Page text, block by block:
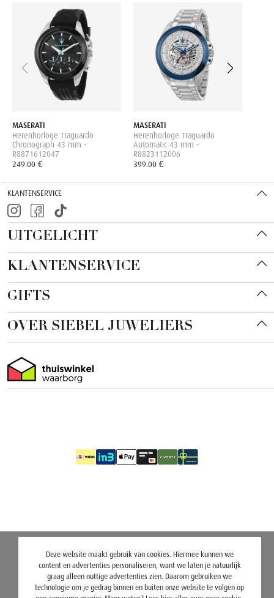
MASERATI
Herenhorloge Traguardo
Chronograph 43 mm -
R8871612047
249.00 €
MASERATI
Herenhorloge Traguardo
Automatic 43 mm -
R8823112006
399.00 €
KLANTENSERVICE
UITGELICHT
KLANTENSERVICE
GIFTS
OVER SIEBEL JUWELIERS
Deze website maakt gebruik van cookies. Hiermee kunnen we
content en advertenties personaliseren, want we laten je natuurlijk
graag alleen nuttige advertenties zien. Daarom gebruiken we
technologie om je gedrag binnen en buiten onze website te volgen op